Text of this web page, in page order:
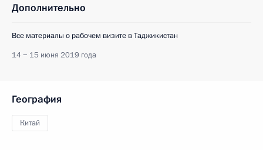
Дополнительно
Все материалы о рабочем визите в Таджикистан
14 − 15 июня 2019 года
География
Китай